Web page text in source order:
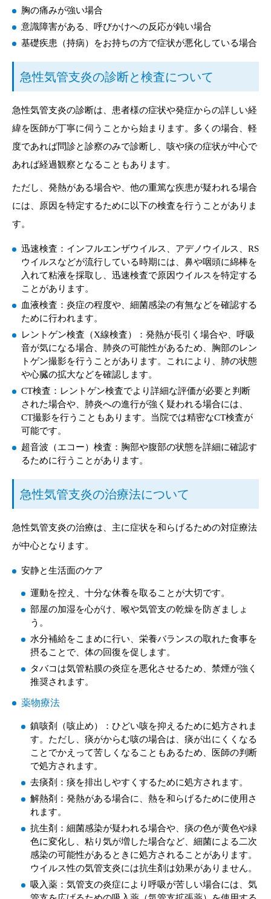
胸の痛みが強い場合
意識障害がある、呼びかけへの反応が鈍い場合
基礎疾患（持病）をお持ちの方で症状が悪化している場合
急性気管支炎の診断と検査について
急性気管支炎の診断は、患者様の症状や発症からの詳しい経
緯を医師が丁寧に伺うことから始まります。多くの場合、軽
度であれば問診と診察のみで診断し、咳や痰の症状が中心で
あれば経過観察となることもあります。
ただし、発熱がある場合や、他の重篤な疾患が疑われる場合
には、原因を特定するために以下の検査を行うことがありま
す。
迅速検査：インフルエンザウイルス、アデノウイルス、RS
ウイルスなどが流行している時期には、鼻や咽頭に綿棒を
入れて粘液を採取し、迅速検査で原因ウイルスを特定する
ことがあります。
血液検査：炎症の程度や、細菌感染の有無などを確認する
ために行われます。
レントゲン検査（X線検査）：発熱が長引く場合や、呼吸
音が気になる場合、肺炎の可能性があるため、胸部のレン
トゲン撮影を行うことがあります。これにより、肺の状態
や心臓の拡大などを確認します。
CT検査：レントゲン検査でより詳細な評価が必要と判断
された場合や、肺炎への進行が強く疑われる場合には、
CT撮影を行うこともあります。当院では精密なCT検査が
可能です。
超音波（エコー）検査：胸部や腹部の状態を詳細に確認す
るために行うことがあります。
急性気管支炎の治療法について
急性気管支炎の治療は、主に症状を和らげるための対症療法
が中心となります。
安静と生活面のケア
運動を控え、十分な休養を取ることが大切です。
部屋の加湿を心がけ、喉や気管支の乾燥を防ぎましょ
う。
水分補給をこまめに行い、栄養バランスの取れた食事を
摂ることで、体の回復を促します。
タバコは気管粘膜の炎症を悪化させるため、禁煙が強く
推奨されます。
薬物療法
鎮咳剤（咳止め）：ひどい咳を抑えるために処方されま
す。ただし、痰がからむ咳の場合は、痰が出にくくなる
ことでかえって苦しくなることもあるため、医師の判断
で処方されます。
去痰剤：痰を排出しやすくするために処方されます。
解熱剤：発熱がある場合に、熱を和らげるために使用さ
れます。
抗生剤：細菌感染が疑われる場合や、痰の色が黄色や緑
色に変化し、粘り気が増した場合など、細菌による二次
感染の可能性があるときに処方されることがあります。
ウイルス性の気管支炎には抗生剤は効果がありません。
吸入薬：気管支の炎症により呼吸が苦しい場合には、気